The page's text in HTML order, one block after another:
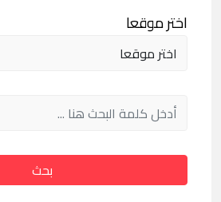
اختر موقعا
بحث